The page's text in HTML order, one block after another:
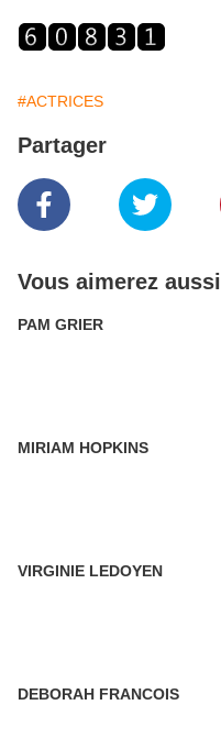
#ACTRICES
Partager
Vous aimerez aussi
PAM GRIER
MIRIAM HOPKINS
VIRGINIE LEDOYEN
DEBORAH FRANCOIS